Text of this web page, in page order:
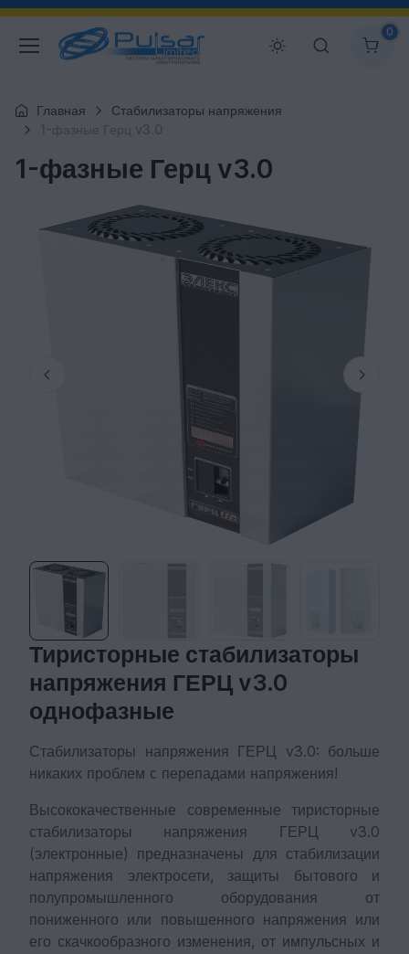
0
Главная
Стабилизаторы напряжения
1-фазные Герц v3.0
1-фазные Герц v3.0
Тиристорные стабилизаторы
напряжения ГЕРЦ v3.0
однофазные
Стабилизаторы напряжения ГЕРЦ v3.0: больше
никаких проблем с перепадами напряжения!
Высококачественные современные тиристорные
стабилизаторы напряжения ГЕРЦ v3.0
(электронные) предназначены для стабилизации
напряжения электросети, защиты бытового и
полупромышленного оборудования от
пониженного или повышенного напряжения или
его скачкообразного изменения, от импульсных и